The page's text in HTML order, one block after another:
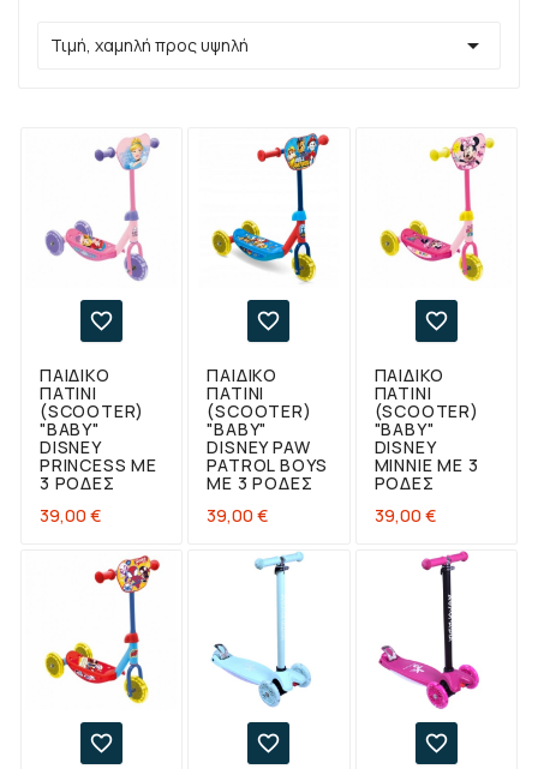
Τιμή, χαμηλή προς υψηλή 

ΠΑΙΔΙΚΌ
ΠΑΤΊΝΙ
(SCOOTER)
"BABY"
DISNEY
PRINCESS ΜΕ
3 ΡΌΔΕΣ
39,00 €

ΠΑΙΔΙΚΌ
ΠΑΤΊΝΙ
(SCOOTER)
"BABY"
DISNEY PAW
PATROL BOYS
ΜΕ 3 ΡΌΔΕΣ
39,00 €

ΠΑΙΔΙΚΌ
ΠΑΤΊΝΙ
(SCOOTER)
"BABY"
DISNEY
MINNIE ΜΕ 3
ΡΌΔΕΣ
39,00 €
  